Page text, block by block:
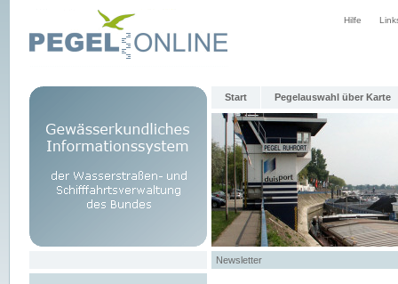
Hilfe
Start Pegelauswahl über Karte
Newsletter